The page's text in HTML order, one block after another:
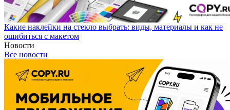
Какие наклейки на стекло выбрать: виды, материалы и как не
ошибиться с макетом
Новости
Все новости